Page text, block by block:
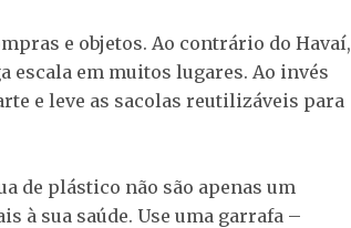
e objetos. Ao contrário do Havaí,
escala em muitos lugares. Ao invés
e leve as sacolas reutilizáveis para
de plástico não são apenas um
à sua saúde. Use uma garrafa –